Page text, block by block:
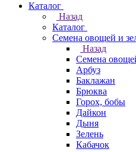
Каталог
Назад
Каталог
Семена овощей и
Назад
Семена
Арбуз
Баклажан
Брюква
Горох, бобы
Дайкон
Дыня
Зелень
Кабачок